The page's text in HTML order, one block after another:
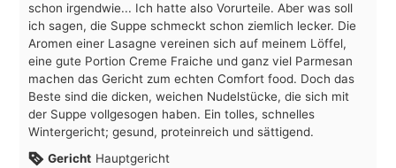
schon irgendwie... Ich hatte also Vorurteile. Aber was soll
ich sagen, die Suppe schmeckt schon ziemlich lecker. Die
Aromen einer Lasagne vereinen sich auf meinem Löffel,
eine gute Portion Creme Fraiche und ganz viel Parmesan
machen das Gericht zum echten Comfort food. Doch das
Beste sind die dicken, weichen Nudelstücke, die sich mit
der Suppe vollgesogen haben. Ein tolles, schnelles
Wintergericht; gesund, proteinreich und sättigend.
Gericht Hauptgericht